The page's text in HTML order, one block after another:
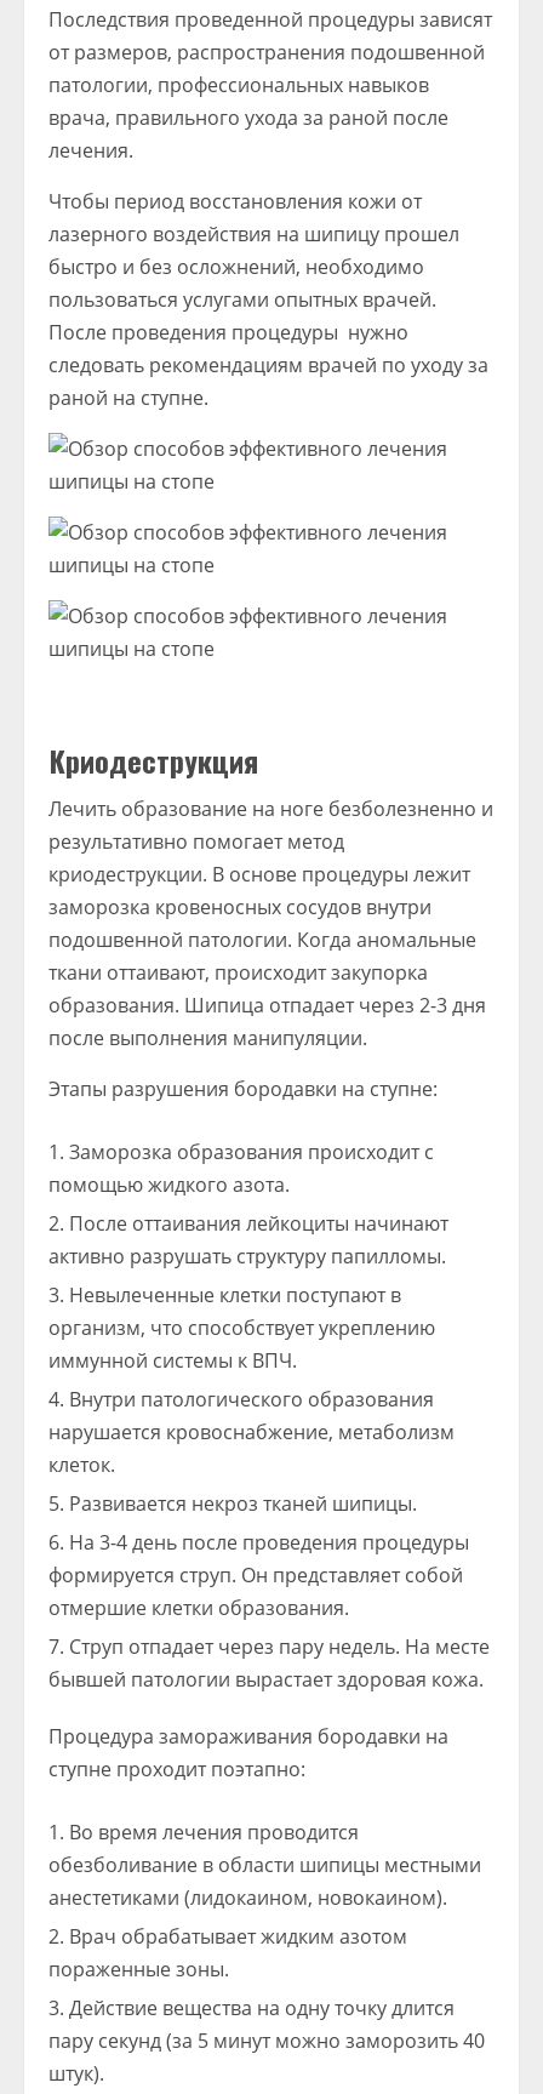
Последствия проведенной процедуры зависят
от размеров, распространения подошвенной
патологии, профессиональных навыков
врача, правильного ухода за раной после
лечения.
Чтобы период восстановления кожи от
лазерного воздействия на шипицу прошел
быстро и без осложнений, необходимо
пользоваться услугами опытных врачей.
После проведения процедуры нужно
следовать рекомендациям врачей по уходу за
раной на ступне.
Криодеструкция
Лечить образование на ноге безболезненно и
результативно помогает метод
криодеструкции. В основе процедуры лежит
заморозка кровеносных сосудов внутри
подошвенной патологии. Когда аномальные
ткани оттаивают, происходит закупорка
образования. Шипица отпадает через 2-3 дня
после выполнения манипуляции.
Этапы разрушения бородавки на ступне:
Заморозка образования происходит с
помощью жидкого азота.
После оттаивания лейкоциты начинают
активно разрушать структуру папилломы.
Невылеченные клетки поступают в
организм, что способствует укреплению
иммунной системы к ВПЧ.
Внутри патологического образования
нарушается кровоснабжение, метаболизм
клеток.
Развивается некроз тканей шипицы.
На 3-4 день после проведения процедуры
формируется струп. Он представляет собой
отмершие клетки образования.
Струп отпадает через пару недель. На месте
бывшей патологии вырастает здоровая кожа.
Процедура замораживания бородавки на
ступне проходит поэтапно:
Во время лечения проводится
обезболивание в области шипицы местными
анестетиками (лидокаином, новокаином).
Врач обрабатывает жидким азотом
пораженные зоны.
Действие вещества на одну точку длится
пару секунд (за 5 минут можно заморозить 40
штук).